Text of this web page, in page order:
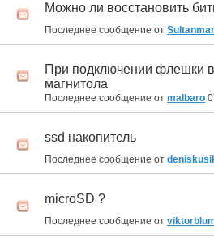
Можно ли восстановить
Последнее сообщение от
При подключении флешки
магнитола
Последнее сообщение от malbaro
ssd накопитель
Последнее сообщение от
microSD ?
Последнее сообщение от